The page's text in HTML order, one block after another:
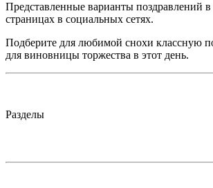
Представленные варианты поздравлений
страницах в социальных сетях.
Подберите для любимой снохи классную
для виновницы торжества в этот день.
Разделы